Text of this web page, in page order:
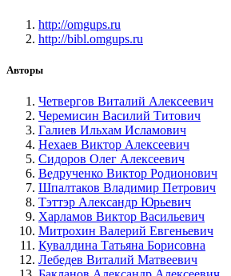
http://omgups.ru
http://bibl.omgups.ru
Авторы
Четвергов Виталий Алексеевич
Черемисин Василий Титович
Галиев Ильхам Исламович
Нехаев Виктор Алексеевич
Сидоров Олег Алексеевич
Ведрученко Виктор Родионович
Шпалтаков Владимир Петрович
Тэттэр Александр Юрьевич
Харламов Виктор Васильевич
Митрохин Валерий Евгеньевич
Кувалдина Татьяна Борисовна
Лебедев Виталий Матвеевич